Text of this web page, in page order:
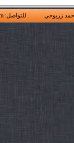
زربوحي للتواصل: e-mail: etenma@gmail.com